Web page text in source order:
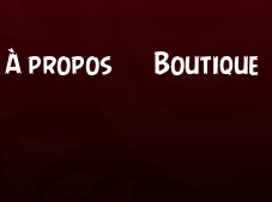
À propos Boutique